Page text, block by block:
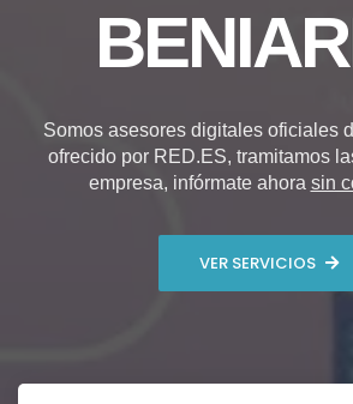
Somos asesores digitales oficiales
ofrecido por RED.ES, tramitamos
empresa, infórmate ahora sin
VER SERVICIOS